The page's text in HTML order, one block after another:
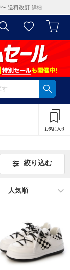
送料改訂 詳細
お気に入り
絞り込む